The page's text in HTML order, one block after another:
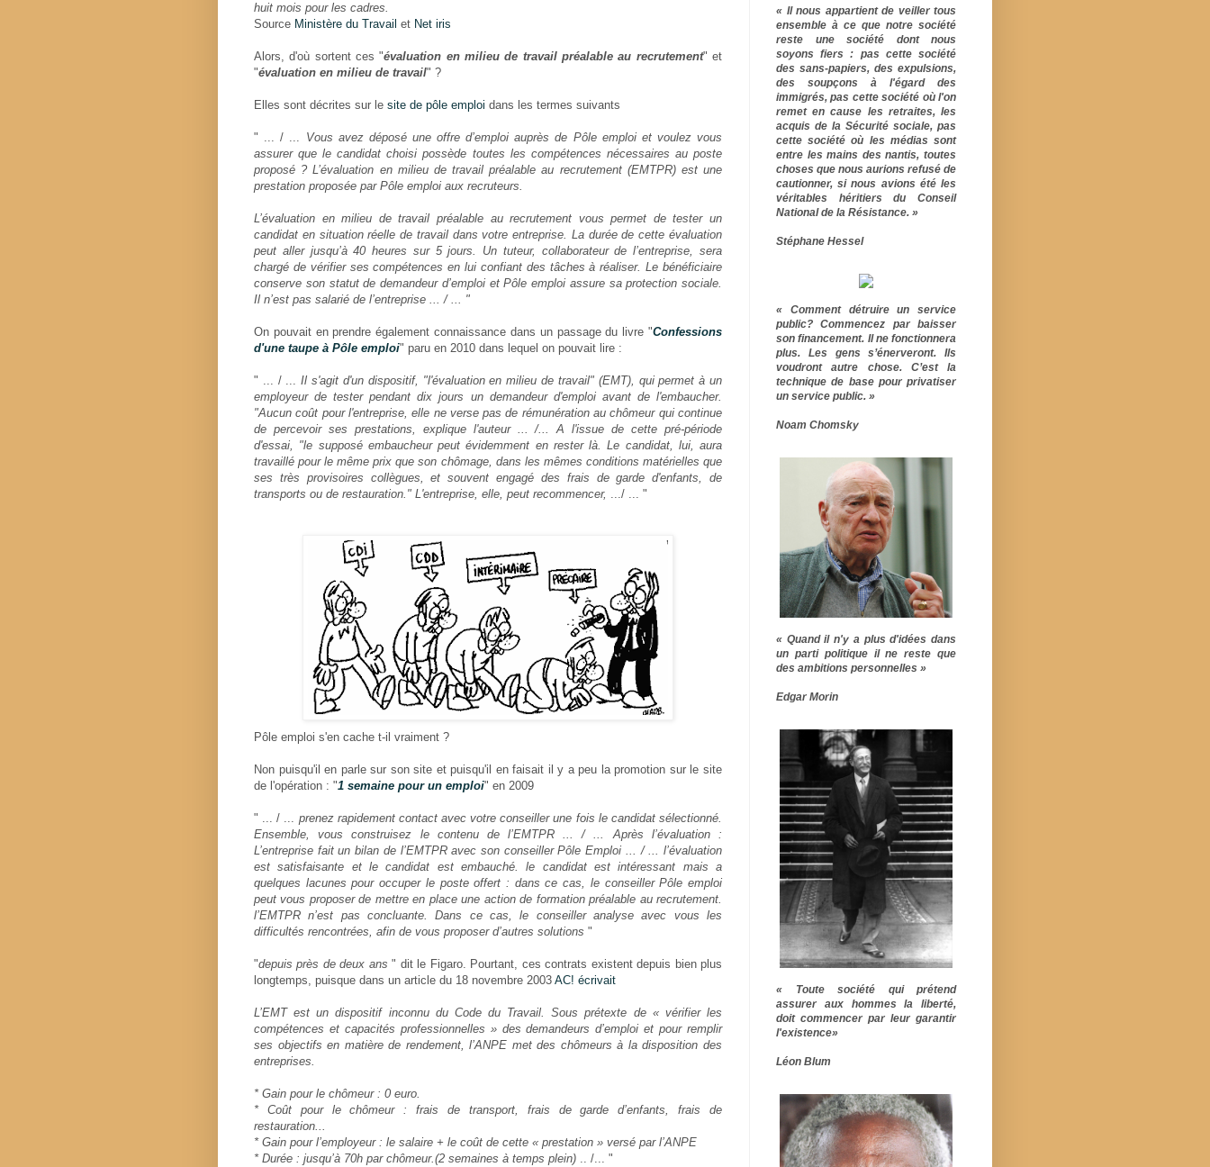
huit mois pour les cadres.
Source Ministère du Travail et Net iris
Alors, d'où sortent ces "évaluation en milieu de travail préalable au recrutement" et
"évaluation en milieu de travail" ?
Elles sont décrites sur le site de pôle emploi dans les termes suivants
" ... / ... Vous avez déposé une offre d’emploi auprès de Pôle emploi et voulez vous
assurer que le candidat choisi possède toutes les compétences nécessaires au poste
proposé ? L’évaluation en milieu de travail préalable au recrutement (EMTPR) est une
prestation proposée par Pôle emploi aux recruteurs.
L’évaluation en milieu de travail préalable au recrutement vous permet de tester un
candidat en situation réelle de travail dans votre entreprise. La durée de cette évaluation
peut aller jusqu’à 40 heures sur 5 jours. Un tuteur, collaborateur de l’entreprise, sera
chargé de vérifier ses compétences en lui confiant des tâches à réaliser. Le bénéficiaire
conserve son statut de demandeur d’emploi et Pôle emploi assure sa protection sociale.
Il n’est pas salarié de l’entreprise ... / ... "
On pouvait en prendre également connaissance dans un passage du livre "Confessions
d'une taupe à Pôle emploi" paru en 2010 dans lequel on pouvait lire :
" ... / ...Il s'agit d'un dispositif, "l'évaluation en milieu de travail" (EMT), qui permet à un
employeur de tester pendant dix jours un demandeur d'emploi avant de l'embaucher.
"Aucun coût pour l'entreprise, elle ne verse pas de rémunération au chômeur qui continue
de percevoir ses prestations, explique l'auteur ... /...A l'issue de cette pré-période
d'essai, "le supposé embaucheur peut évidemment en rester là. Le candidat, lui, aura
travaillé pour le même prix que son chômage, dans les mêmes conditions matérielles que
ses très provisoires collègues, et souvent engagé des frais de garde d'enfants, de
transports ou de restauration." L'entreprise, elle, peut recommencer, .../ ... "
Pôle emploi s'en cache t-il vraiment ?
Non puisqu'il en parle sur son site et puisqu'il en faisait il y a peu la promotion sur le site
de l'opération : "1 semaine pour un emploi" en 2009
" ... / ... prenez rapidement contact avec votre conseiller une fois le candidat sélectionné.
Ensemble, vous construisez le contenu de l’EMTPR ... / ... Après l’évaluation :
L’entreprise fait un bilan de l’EMTPR avec son conseiller Pôle Emploi ... / ... l’évaluation
est satisfaisante et le candidat est embauché. le candidat est intéressant mais a
quelques lacunes pour occuper le poste offert : dans ce cas, le conseiller Pôle emploi
peut vous proposer de mettre en place une action de formation préalable au recrutement.
l’EMTPR n’est pas concluante. Dans ce cas, le conseiller analyse avec vous les
difficultés rencontrées, afin de vous proposer d’autres solutions "
"depuis près de deux ans " dit le Figaro. Pourtant, ces contrats existent depuis bien plus
longtemps, puisque dans un article du 18 novembre 2003 AC! écrivait
L’EMT est un dispositif inconnu du Code du Travail. Sous prétexte de « vérifier les
compétences et capacités professionnelles » des demandeurs d’emploi et pour remplir
ses objectifs en matière de rendement, l’ANPE met des chômeurs à la disposition des
entreprises.
* Gain pour le chômeur : 0 euro.
* Coût pour le chômeur : frais de transport, frais de garde d’enfants, frais de
restauration...
* Gain pour l’employeur : le salaire + le coût de cette « prestation » versé par l’ANPE
* Durée : jusqu’à 70h par chômeur.(2 semaines à temps plein) .. /... "
« Il nous appartient de veiller tous
ensemble à ce que notre société
reste une société dont nous
soyons fiers : pas cette société
des sans-papiers, des expulsions,
des soupçons à l'égard des
immigrés, pas cette société où l'on
remet en cause les retraites, les
acquis de la Sécurité sociale, pas
cette société où les médias sont
entre les mains des nantis, toutes
choses que nous aurions refusé de
cautionner, si nous avions été les
véritables héritiers du Conseil
National de la Résistance. »
Stéphane Hessel
« Comment détruire un service
public? Commencez par baisser
son financement. Il ne fonctionnera
plus. Les gens s’énerveront. Ils
voudront autre chose. C’est la
technique de base pour privatiser
un service public. »
Noam Chomsky
« Quand il n'y a plus d'idées dans
un parti politique il ne reste que
des ambitions personnelles »
Edgar Morin
« Toute société qui prétend
assurer aux hommes la liberté,
doit commencer par leur garantir
l'existence»
Léon Blum